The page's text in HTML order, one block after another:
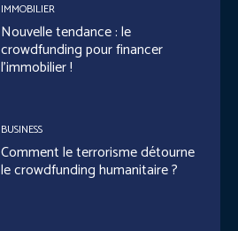
IMMOBILIER
Nouvelle tendance : le
crowdfunding pour financer
l’immobilier !
BUSINESS
Comment le terrorisme détourne
le crowdfunding humanitaire ?